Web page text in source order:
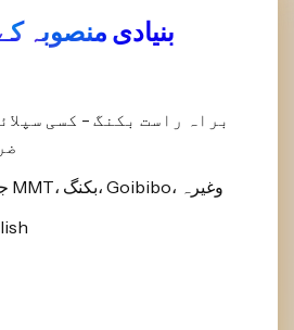
بنیادی منصوبہ
براہ راست بکنگ - کسی
B2C OTAs جیسے MMT، بکنگ، Goibibo، وغیرہ